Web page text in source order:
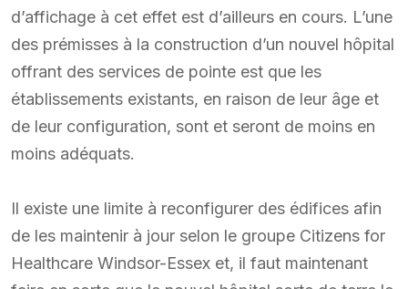
d’affichage à cet effet est d’ailleurs en cours. L’une
des prémisses à la construction d’un nouvel hôpital
offrant des services de pointe est que les
établissements existants, en raison de leur âge et
de leur configuration, sont et seront de moins en
moins adéquats.
Il existe une limite à reconfigurer des édifices afin
de les maintenir à jour selon le groupe Citizens for
Healthcare Windsor-Essex et, il faut maintenant